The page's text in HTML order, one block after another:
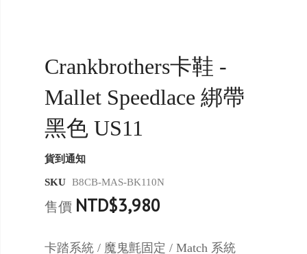
Crankbrothers卡鞋 -
Mallet Speedlace 綁帶
黑色 US11
貨到通知
SKU B8CB-MAS-BK110N
售價 NTD$3,980
卡踏系統 / 魔鬼氈固定 / Match 系統